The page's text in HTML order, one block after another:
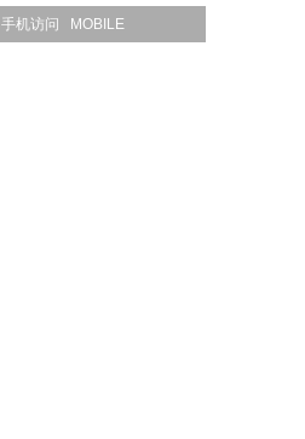
手机访问 MOBILE